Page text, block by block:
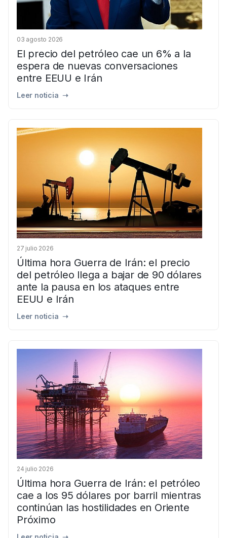
03 agosto 2026
El precio del petróleo cae un 6% a la
espera de nuevas conversaciones
entre EEUU e Irán
Leer noticia ➝
27 julio 2026
Última hora Guerra de Irán: el precio
del petróleo llega a bajar de 90 dólares
ante la pausa en los ataques entre
EEUU e Irán
Leer noticia ➝
24 julio 2026
Última hora Guerra de Irán: el petróleo
cae a los 95 dólares por barril mientras
continúan las hostilidades en Oriente
Próximo